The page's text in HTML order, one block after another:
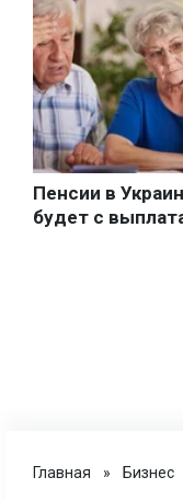
Главная » Бизнес